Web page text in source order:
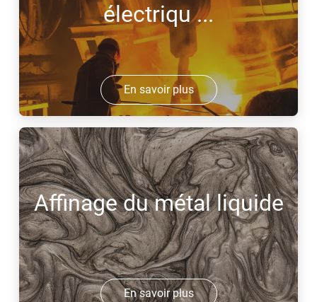
électriqu ...
En savoir plus
Affinage du métal liquide
En savoir plus